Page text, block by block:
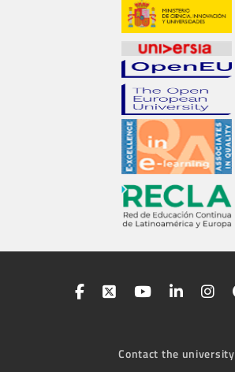
Contact the university